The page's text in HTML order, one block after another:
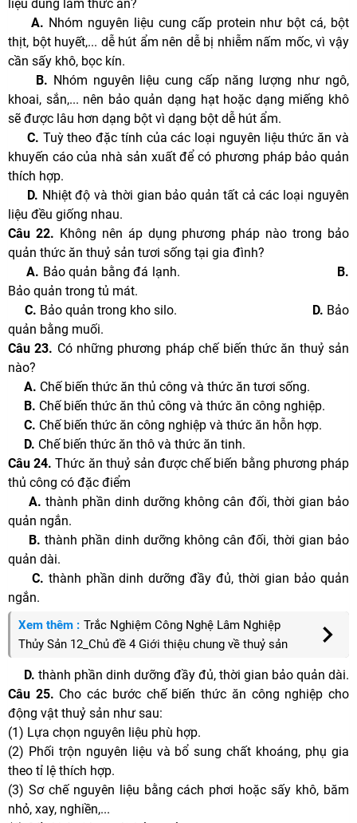
liệu dùng làm thức ăn?
A. Nhóm nguyên liệu cung cấp protein như bột cá, bột
thịt, bột huyết,... dễ hút ẩm nên dễ bị nhiễm nấm mốc, vì vậy
cần sấy khô, bọc kín.
B. Nhóm nguyên liệu cung cấp năng lượng như ngô,
khoai, sắn,... nên bảo quản dạng hạt hoặc dạng miếng khô
sẽ được lâu hơn dạng bột vì dạng bột dễ hút ẩm.
C. Tuỳ theo đặc tính của các loại nguyên liệu thức ăn và
khuyến cáo của nhà sản xuất để có phương pháp bảo quản
thích hợp.
D. Nhiệt độ và thời gian bảo quản tất cả các loại nguyên
liệu đều giống nhau.
Câu 22. Không nên áp dụng phương pháp nào trong bảo
quản thức ăn thuỷ sản tươi sống tại gia đình?
A. Bảo quản bằng đá lạnh.
B.
Bảo quản trong tủ mát.
C. Bảo quản trong kho silo. D. Bảo
quản bằng muối.
Câu 23. Có những phương pháp chế biến thức ăn thuỷ sản
nào?
A. Chế biến thức ăn thủ công và thức ăn tươi sống.
B. Chế biến thức ăn thủ công và thức ăn công nghiệp.
C. Chế biến thức ăn công nghiệp và thức ăn hỗn hợp.
D. Chế biến thức ăn thô và thức ăn tinh.
Câu 24. Thức ăn thuỷ sản được chế biến bằng phương pháp
thủ công có đặc điểm
A. thành phần dinh dưỡng không cân đối, thời gian bảo
quản ngắn.
B.thành phần dinh dưỡng không cân đối, thời gian bảo
quản dài.
C. thành phần dinh dưỡng đầy đủ, thời gian bảo quản
ngắn.
Xem thêm : Trắc Nghiệm Công Nghệ Lâm Nghiệp
Thủy Sản 12_Chủ đề 4 Giới thiệu chung về thuỷ sản
D. thành phần dinh dưỡng đầy đủ, thời gian bảo quản dài.
Câu 25. Cho các bước chế biến thức ăn công nghiệp cho
động vật thuỷ sản như sau:
(1) Lựa chọn nguyên liệu phù hợp.
(2) Phối trộn nguyên liệu và bổ sung chất khoáng, phụ gia
theo tỉ lệ thích hợp.
(3) Sơ chế nguyên liệu bằng cách phơi hoặc sấy khô, băm
nhỏ, xay, nghiền,...